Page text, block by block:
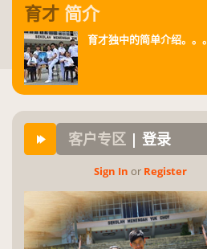
育才 简介
育才独中的简单介绍。。。
客户专区 | 登录
Sign In or Reg­is­ter